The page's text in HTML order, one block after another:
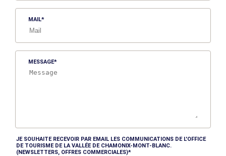
MAIL
MESSAGE
JE SOUHAITE RECEVOIR PAR EMAIL LES COMMUNICATIONS DE L'OFFICE
DE TOURISME DE LA VALLÉE DE CHAMONIX-MONT-BLANC.
(NEWSLETTERS, OFFRES COMMERCIALES)